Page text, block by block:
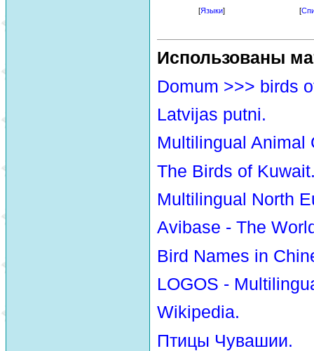
[Языки] [
Использованы
Domum >>> birds
Latvijas putni.
Multilingual Animal
The Birds of
Multilingual North
Avibase - The
Bird Names in
LOGOS -
Wikipedia.
Птицы Чувашии.